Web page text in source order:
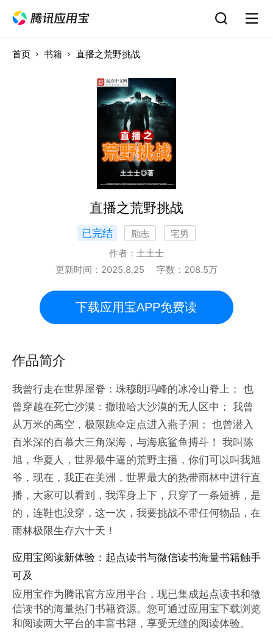
首页 书籍 直播之荒野挑战
直播之荒野挑战
已完结 励志
宅男
作者： 土土士
更新时间： 2025.8.25 字数： 208.5万
下载应用宝APP免费读
作品简介
我曾行走在世界屋脊：珠穆朗玛峰的冰冷山脊上； 也
曾穿越在死亡沙漠：撒啦哈大沙漠的无人区中； 我曾
从万米的高空，极限跳伞定点进入燕子洞； 也曾潜入
百米深的百慕大三角深海，与海底鲨鱼搏斗！ 我叫陈
旭，华夏人，世界最牛逼的荒野主播，你们可以叫我旭
爷，现在，我正在美洲，世界最大的热带雨林中进行直
播，大家可以看到，我浑身上下，只穿了一条短裤，是
的，连鞋也没穿，这一次，我要挑战不带任何物品，在
雨林极限生存六十天！
应用宝阅读新体验：起点读书与微信读书海量书籍触手
可及
应用宝作为腾讯官方应用平台，现已集成起点读书和微
信读书的海量热门书籍资源。您可通过应用宝下载浏览
和阅读两大平台的丰富书籍，享受无缝的阅读体验。